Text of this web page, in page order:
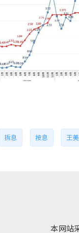
拆息 按息 王
本网站